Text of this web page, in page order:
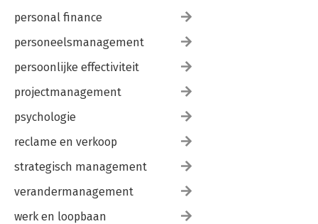
personal finance
personeelsmanagement
persoonlijke effectiviteit
projectmanagement
psychologie
reclame en verkoop
strategisch management
verandermanagement
werk en loopbaan